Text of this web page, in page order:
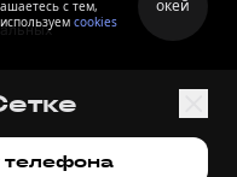
телефона
с тем,
cookies
окей